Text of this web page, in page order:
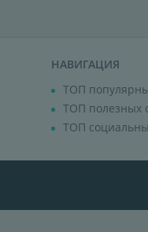
НАВИГАЦИЯ
ТОП
ТОП полезных
ТОП